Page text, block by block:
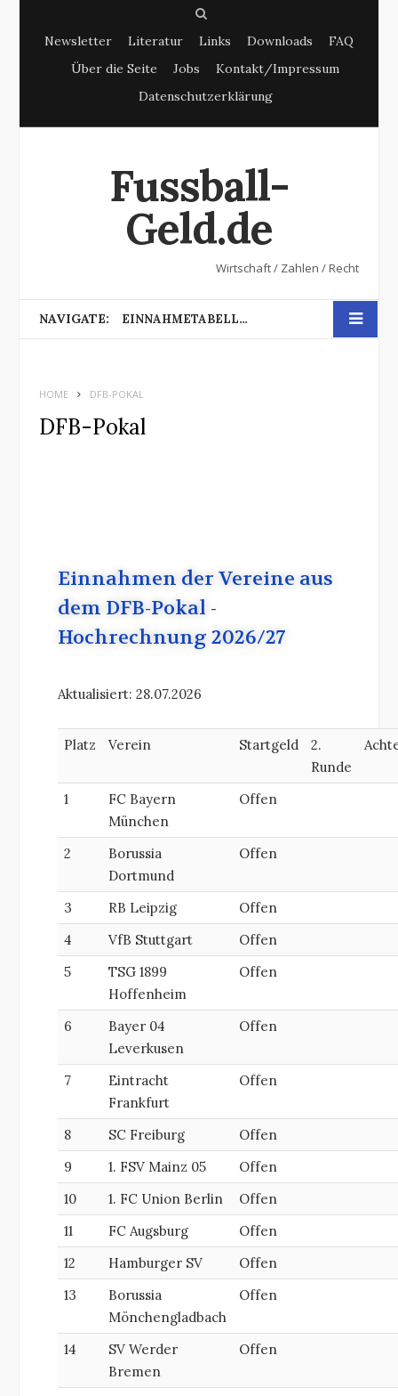
e
r
Newsletter Literatur Links Downloads
FAQ
Über die Seite
Jobs
Kontakt/Impressum
Datenschutzerklärung
Fussball-
Geld.de
Wirtschaft / Zahlen / Recht
NAVIGATE: EINNAHMETABELLE DFB-POKAL
HOME DFB-POKAL
DFB-Pokal
Einnahmen der Vereine aus
dem DFB-Pokal -
Hochrechnung 2026/27
Aktualisiert: 28.07.2026
Platz Verein Startgeld
2.
Runde
1
FC Bayern
München
Offen
2
Borussia
Dortmund
Offen
3 RB Leipzig
Offen
4
VfB Stuttgart
Offen
5
TSG 1899
Hoffenheim
Offen
6
Bayer 04
Leverkusen
Offen
7
Eintracht
Frankfurt
Offen
8 SC Freiburg
Offen
9
1. FSV Mainz 05
Offen
10
1. FC Union Berlin
Offen
11
FC Augsburg
Offen
12
Hamburger SV
Offen
13
Borussia
Mönchengladbach
Offen
14
SV Werder
Bremen
Offen